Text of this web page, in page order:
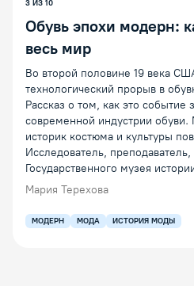
3 ИЗ 10
Обувь эпохи модерн:
весь мир
Во второй половине 19 века
технологический прорыв в
Рассказ о том, как это событие
современной индустрии
историк костюма и культуры
Исследователь,
Государственного музея
Мария Терехова
МОДЕРН МОДА ИСТОРИЯ МОДЫ